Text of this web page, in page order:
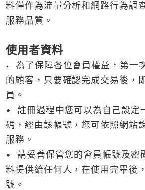
料僅作為流量分析和網路行為調
服務品質。
使用者資料
•
為了保障各位會員權益，第一
的顧客，只要確認完成交易後，
員。
• 註冊過程中您可以為自己設定
碼，經由該帳號，您可依照網站
服務。
• 請妥善保管您的會員帳號及密
料提供給任何人，在使用完畢後
號。